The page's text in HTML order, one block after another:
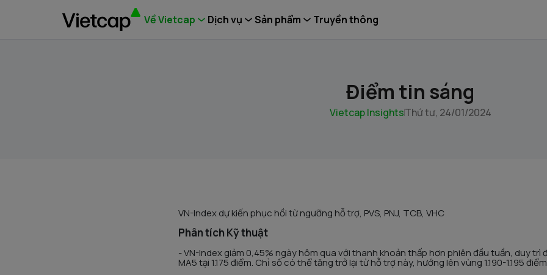
Về Vietcap Dịch vụ Sản phẩm Truyền thông
Điểm tin sáng
Vietcap InsightsThứ tư, 24/01/2024
VN-Index dự kiến phục hồi từ ngưỡng hỗ trợ, PVS, PNJ, TCB, VHC
Phân tích Kỹ thuật
- VN-Index giảm 0,45% ngày hôm qua với thanh khoản thấp hơn phiên đầu tuần, duy
MA5 tại 1.175 điểm. Chỉ số có thể tăng trở lại từ hỗ trợ này, hướng lên vùng 1.190-1.195